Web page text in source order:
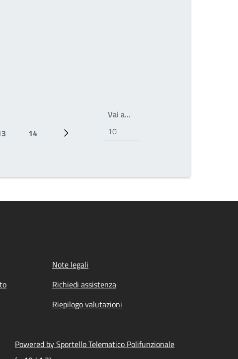
Pagina Pagina
14
Prossima pagina
Vai a…
Note legali
Richiedi assistenza
Riepilogo valutazioni
Powered by Sportello Telematico Polifunzionale